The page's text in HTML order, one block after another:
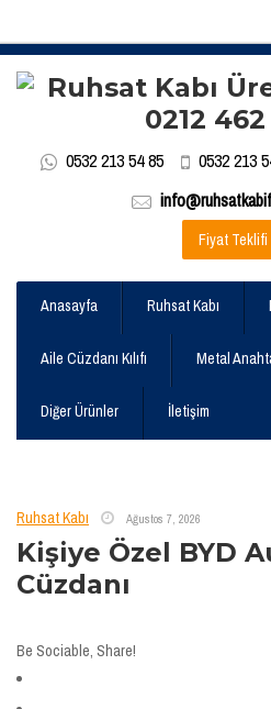
0532 213 54 85 0532 213
Fiyat Teklifi
Anasayfa Ruhsat Kabı
Aile Cüzdanı Kılıfı Metal
Diğer Ürünler İletişim
Ruhsat Kabı Ağustos 7, 2026
Kişiye Özel BYD
Cüzdanı
Be Sociable, Share!